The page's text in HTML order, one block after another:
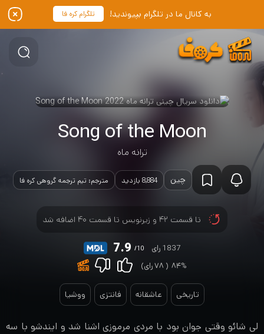
به کانال ما در تلگرام بپیوندید! تلگرام کره فا
Song of the Moon
ترانه ماه
چین 8,884 بازدید مترجم: تیم ترجمه گروهی کره فا
تا قسمت ۴۲ و زیرنویس تا قسمت ۴۰ اضافه شد
7.9 /10
1837 رای
۸۴% ( ۷۸رای)
تاریخی عاشقانه فانتزی ووشیا
لی شائو وقتی جوان بود با مردی مرموزی اشنا شد و ایندشو با سه